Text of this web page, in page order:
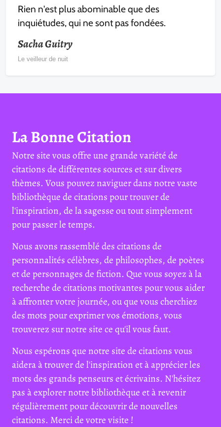
Rien n'est plus abominable que des
inquiétudes, qui ne sont pas fondées.
Sacha Guitry
Le veilleur de nuit
La Bonne Citation
Notre site vous offre une grande variété de
citations de différentes sources et sur divers
thèmes. Vous pouvez naviguer dans notre vaste
bibliothèque de citations pour trouver de
l'inspiration, de la sagesse ou tout simplement
pour passer le temps.
Nous avons rassemblé des citations de
personnalités célèbres, de philosophes, de poètes
et de personnages de fiction. Que vous soyez à la
recherche de citations motivantes pour vous aider
à affronter votre journée, ou que vous cherchiez
des mots pour exprimer vos émotions, vous
trouverez sur notre site ce qu'il vous faut.
Nous espérons que notre site de citations vous
aidera à trouver de l'inspiration et à apprécier les
mots des grands penseurs et écrivains. N'hésitez
pas à explorer notre bibliothèque et à revenir
régulièrement pour découvrir de nouvelles
citations. Merci de votre visite !